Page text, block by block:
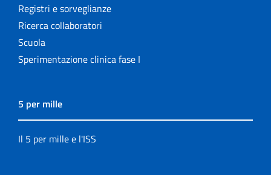
Registri e sorveglianze
Ricerca collaboratori
Scuola
Sperimentazione clinica fase I
5 per mille
Il 5 per mille e l'ISS